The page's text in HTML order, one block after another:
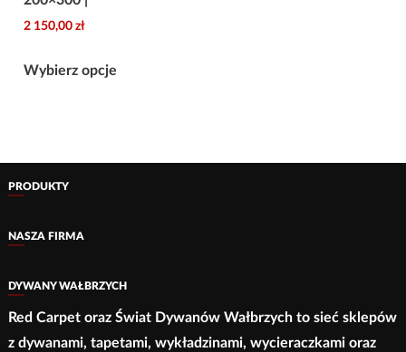
2 150,00 zł
Wybierz opcje
stronie
produktu
produktu
PRODUKTY
NASZA FIRMA
DYWANY WAŁBRZYCH
Red Carpet oraz Świat Dywanów Wałbrzych to sieć sklepów
z dywanami, tapetami, wykładzinami, wycieraczkami oraz